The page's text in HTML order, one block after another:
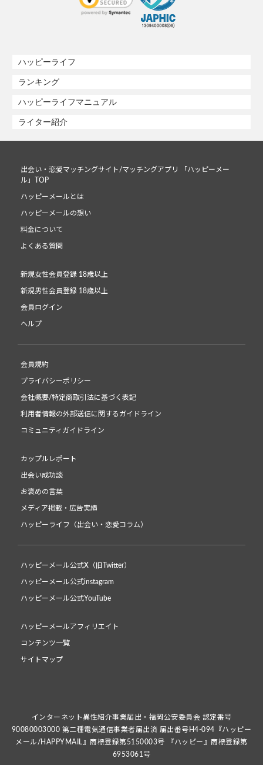
ハッピーライフ
ランキング
ハッピーライフマニュアル
ライター紹介
出会い・恋愛マッチングサイト/マッチングアプリ 「ハッピーメー
ル」TOP
ハッピーメールとは
ハッピーメールの想い
料金について
よくある質問
新規女性会員登録 18歳以上
新規男性会員登録 18歳以上
会員ログイン
ヘルプ
会員規約
プライバシーポリシー
会社概要/特定商取引法に基づく表記
利用者情報の外部送信に関するガイドライン
コミュニティガイドライン
カップルレポート
出会い成功談
お褒めの言葉
メディア掲載・広告実績
ハッピーライフ（出会い・恋愛コラム）
ハッピーメール公式X（旧Twitter）
ハッピーメール公式instagram
ハッピーメール公式YouTube
ハッピーメールアフィリエイト
コンテンツ一覧
サイトマップ
インターネット異性紹介事業届出・福岡公安委員会 認定番号
90080003000 第二種電気通信事業者届出済 届出番号H4-094『ハッピー
メール/HAPPYMAIL』商標登録第5150003号 『ハッピー』商標登録第
6953061号